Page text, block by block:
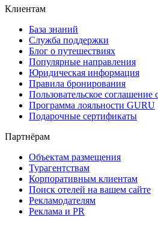
Клиентам
База знаний
Служба поддержки
Блог о путешествиях
Популярные направления
Юридическая информация
Правила бронирования
Пользовательское соглашение
Программа лояльности GURU
Подарочные сертификаты
Партнёрам
Объектам размещения
Турагентствам
Корпоративным клиентам
Поиск отелей на вашем сайте
Рекламодателям
Реклама и PR